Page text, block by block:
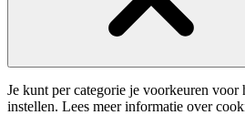
Je kunt per categorie je voorkeuren voor
instellen. Lees meer informatie over